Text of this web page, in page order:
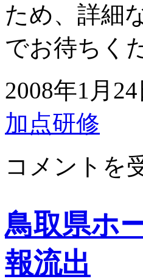
ため、詳細
でお待ちく
2008年1月
加点研修
書
到
は
コメントを
鳥取県ホ
報流出